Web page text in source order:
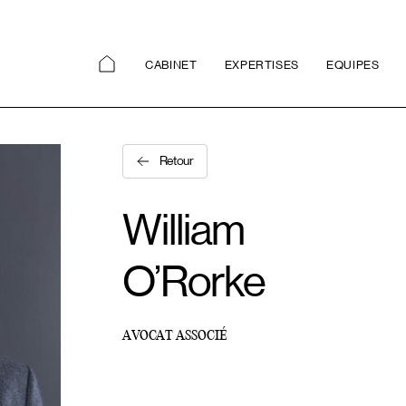
CABINET EXPERTISES EQUIPES
Retour
William
O’Rorke
AVOCAT ASSOCIÉ